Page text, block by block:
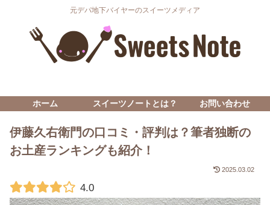
元デパ地下バイヤーのスイーツメディア
ホーム スイーツノートとは？ お問い合わせ
伊藤久右衛門の口コミ・評判は？筆者独断の
お土産ランキングも紹介！
2025.03.02
4.0